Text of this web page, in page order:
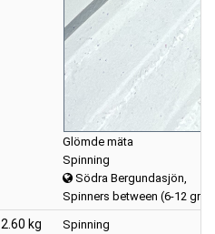
Glömde mäta
Spinning
Södra Bergundasjön,
Spinners between (6-12
2.60 kg
Spinning